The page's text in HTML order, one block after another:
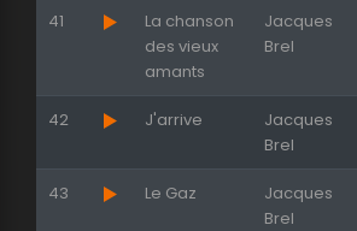
41
La chanson
des vieux
amants
Jacques
Brel
42 J'arrive
Jacques
Brel
43 Le Gaz
Jacques
Brel